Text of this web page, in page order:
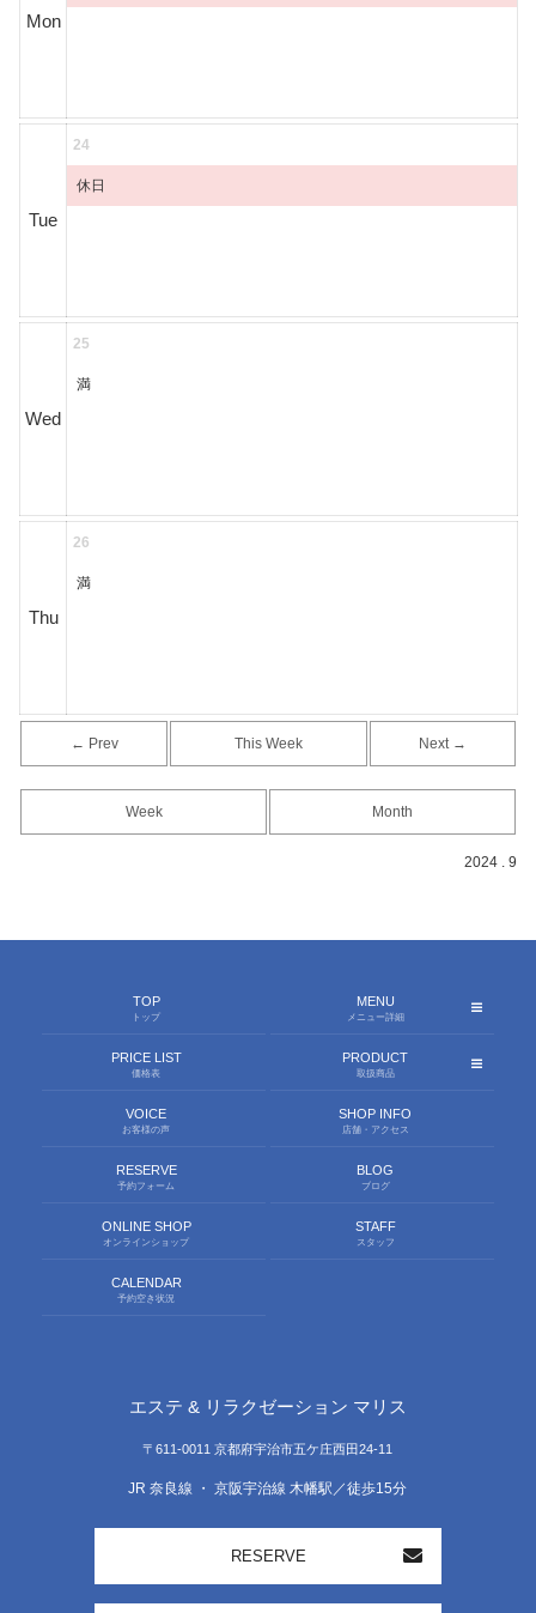
Mon
Tue
24
休日
Wed
25
満
Thu
26
満
← Prev This Week Next →
Week Month
2024 . 9
TOP
トップ
MENU
メニュー詳細
PRICE LIST
価格表
PRODUCT
取扱商品
VOICE
お客様の声
SHOP INFO
店舗・アクセス
RESERVE
予約フォーム
BLOG
ブログ
ONLINE SHOP
オンラインショップ
STAFF
スタッフ
CALENDAR
予約空き状況
エステ & リラクゼーション マリス
〒611-0011 京都府宇治市五ケ庄西田24-11
JR 奈良線 ・ 京阪宇治線 木幡駅／徒歩15分
RESERVE